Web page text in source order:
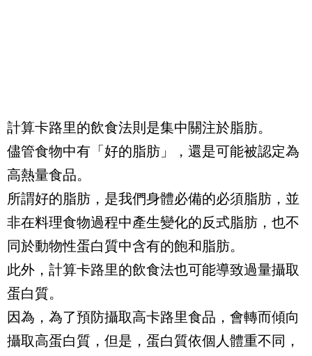
計算卡路里的飲食法則是集中關注於脂肪。
儘管食物中有「好的脂肪」，還是可能被認定為
高熱量食品。
所謂好的脂肪，是我們身體必備的必須脂肪，並
非在料理食物過程中產生變化的反式脂肪，也不
同於動物性蛋白質中含有的飽和脂肪。
此外，計算卡路里的飲食法也可能導致過量攝取
蛋白質。
因為，為了預防攝取高卡路里食品，會轉而傾向
攝取高蛋白質，但是，蛋白質依個人體重不同，